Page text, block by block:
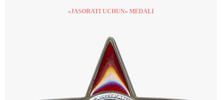
«JASORATI UCHUN» MEDALI